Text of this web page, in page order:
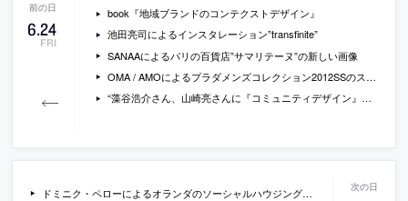
6.24
FRI
book『地域ブランドのコンテクストデザイン』
池田亮司によるインスタレーション”transfinite”
SANAAによるパリの百貨店”サマリテーヌ”の新しい画像
OMA / AMOによるプラダメンズコレクション2012SSのステージデザイン
“藻谷浩介さん、山崎亮さんに『コミュニティデザイン』の背景を聞く”
ドミニク・ペローによるオランダのソーシャルハウジング+オフィス”la liberte”の写真